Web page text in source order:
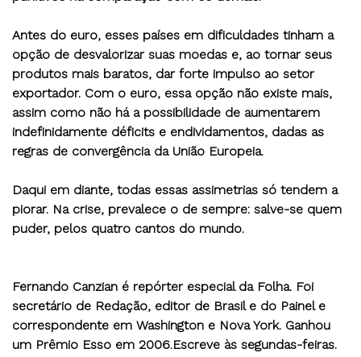
Antes do euro, esses países em dificuldades tinham a
opção de desvalorizar suas moedas e, ao tornar seus
produtos mais baratos, dar forte impulso ao setor
exportador. Com o euro, essa opção não existe mais,
assim como não há a possibilidade de aumentarem
indefinidamente déficits e endividamentos, dadas as
regras de convergência da União Europeia.
Daqui em diante, todas essas assimetrias só tendem a
piorar. Na crise, prevalece o de sempre: salve-se quem
puder, pelos quatro cantos do mundo.
Fernando Canzian é repórter especial da Folha. Foi
secretário de Redação, editor de Brasil e do Painel e
correspondente em Washington e Nova York. Ganhou
um Prêmio Esso em 2006.Escreve às segundas-feiras.